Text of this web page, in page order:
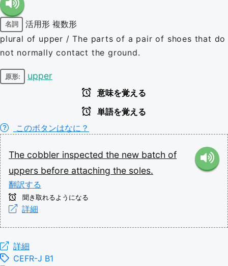
名詞 活用形 複数形
plural of upper / The parts of a pair of shoes that do
not normally contact the ground.
原形: upper
意味を覚える
単語を覚える
このボタンはなに？
The cobbler inspected the new batch of
uppers before attaching the soles.
翻訳する
聞き取れるようになる
詳細
詳細
CEFR-J B1